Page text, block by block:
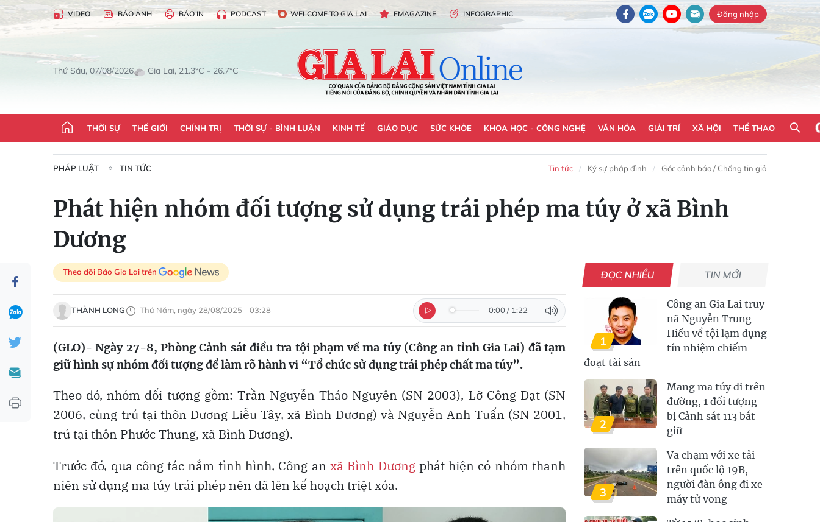
VIDEO BÁO ẢNH BÁO IN PODCAST WELCOME TO GIA LAI EMAGAZINE INFOGRAPHIC Đăng nhập
Thứ Sáu, 07/08/2026 Gia Lai, 21.3°C - 26.7°C
THỜI SỰ THẾ GIỚI CHÍNH TRỊ THỜI SỰ - BÌNH LUẬN KINH TẾ GIÁO DỤC SỨC KHỎE KHOA HỌC - CÔNG NGHỆ VĂN HÓA GIẢI TRÍ XÃ HỘI THỂ THAO
PHÁP LUẬT TIN TỨC Tin tức Ký sự pháp đình Góc cảnh báo / Chống tin giả
Phát hiện nhóm đối tượng sử dụng trái phép ma túy ở xã Bình
Dương
Theo dõi Báo Gia Lai trên
THÀNH LONG Thứ Năm, ngày 28/08/2025 - 03:28 0:00 / 1:22
(GLO)- Ngày 27-8, Phòng Cảnh sát điều tra tội phạm về ma túy (Công an tỉnh Gia Lai) đã tạm
giữ hình sự nhóm đối tượng để làm rõ hành vi “Tổ chức sử dụng trái phép chất ma túy”.
Theo đó, nhóm đối tượng gồm: Trần Nguyễn Thảo Nguyên (SN 2003), Lỡ Công Đạt (SN
2006, cùng trú tại thôn Dương Liễu Tây, xã Bình Dương) và Nguyễn Anh Tuấn (SN 2001,
trú tại thôn Phước Thung, xã Bình Dương).
Trước đó, qua công tác nắm tình hình, Công an xã Bình Dươngphát hiện có nhóm thanh
niên sử dụng ma túy trái phép nên đã lên kế hoạch triệt xóa.
ĐỌC NHIỀU TIN MỚI
1
Công an Gia Lai truy
nã Nguyễn Trung
Hiếu về tội lạm dụng
tín nhiệm chiếm
đoạt tài sản
2
Mang ma túy đi trên
đường, 1 đối tượng
bị Cảnh sát 113 bắt
giữ
3
Va chạm với xe tải
trên quốc lộ 19B,
người đàn ông đi xe
máy tử vong